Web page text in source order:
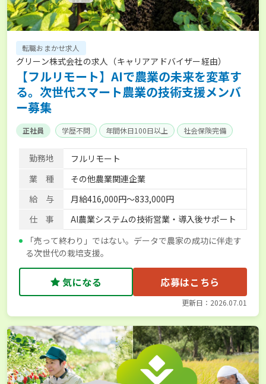
転職おまかせ求人
グリーン株式会社の求人（キャリアアドバイザー経由）
【フルリモート】AIで農業の未来を変革す
る。次世代スマート農業の技術支援メンバ
ー募集
正社員 学歴不問 年間休日100日以上 社会保険完備
勤務地
フルリモート
業 種
その他農業関連企業
給 与
月給416,000円～833,000円
仕 事
AI農業システムの技術営業・導入後サポート
「売って終わり」ではない。データで農家の成功に伴走す
る次世代の栽培支援。
気になる 応募はこちら
更新日：2026.07.01